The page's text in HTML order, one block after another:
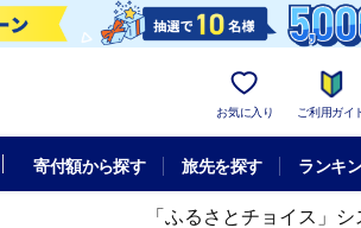
お気に入り ご利用ガイ
寄付額から探す 旅先を探す ランキ
「ふるさとチョイス」